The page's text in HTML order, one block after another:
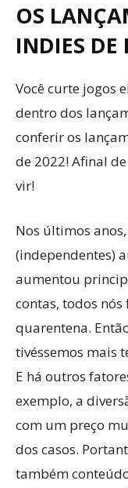
OS
INDIES
Você curte jogos
dentro dos
conferir os
de 2022! Afinal
vir!
Nos últimos
(independentes)
aumentou
contas, todos
quarentena.
tivéssemos mais
E há outros
exemplo, a
com um preço
dos casos.
também